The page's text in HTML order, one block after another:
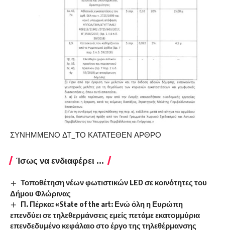
ΣΥΝΗΜΜΕΝΟ ΔΤ_ΤΟ ΚΑΤΑΤΕΘΕΝ ΑΡΘΡΟ
Ίσως να ενδιαφέρει ...
Τοποθέτηση νέων φωτιστικών LED σε κοινότητες του
Δήμου Φλώρινας
Π. Πέρκα: «State of the art: Ενώ όλη η Ευρώπη
επενδύει σε τηλεθερμάνσεις εμείς πετάμε εκατομμύρια
επενδεδυμένο κεφάλαιο στο έργο της τηλεθέρμανσης